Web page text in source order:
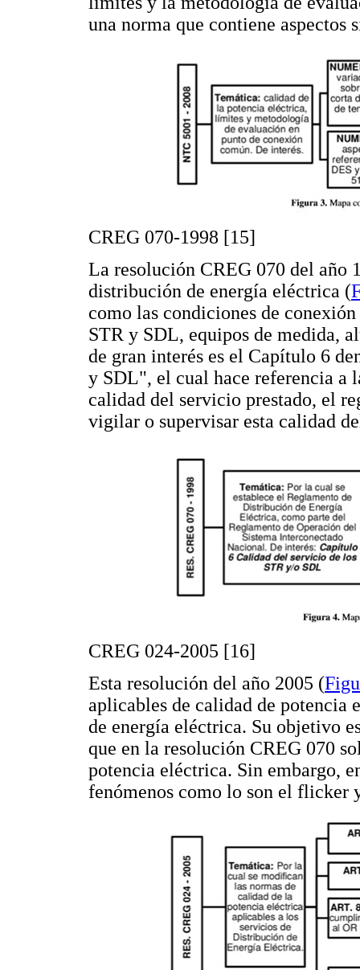
una norma que contiene
CREG 070-1998 [15]
La resolución CREG 070 del año
distribución de energía eléctrica (
como las condiciones de
STR y SDL, equipos de medida,
de gran interés es el Capítulo 6
y SDL", el cual hace referencia a
calidad del servicio prestado, el
vigilar o supervisar esta calidad
CREG 024-2005 [16]
Esta resolución del año 2005 (
aplicables de calidad de potencia
de energía eléctrica. Su objetivo
que en la resolución CREG 070
potencia eléctrica. Sin embargo,
fenómenos como lo son el flicker